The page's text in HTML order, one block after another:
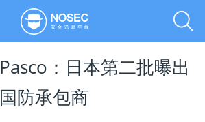
：日本第二批曝出
防承包商